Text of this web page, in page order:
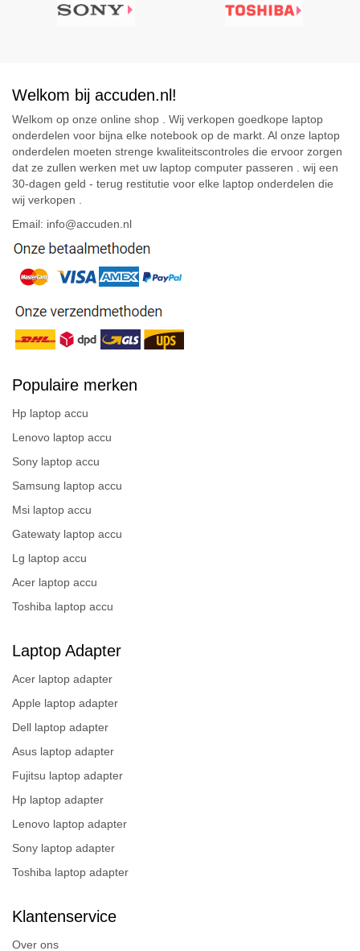
Welkom bij accuden.nl!
Welkom op onze online shop . Wij verkopen goedkope laptop
onderdelen voor bijna elke notebook op de markt. Al onze laptop
onderdelen moeten strenge kwaliteitscontroles die ervoor zorgen
dat ze zullen werken met uw laptop computer passeren . wij een
30-dagen geld - terug restitutie voor elke laptop onderdelen die
wij verkopen .
Email: info@accuden.nl
Populaire merken
Hp laptop accu
Lenovo laptop accu
Sony laptop accu
Samsung laptop accu
Msi laptop accu
Gatewaty laptop accu
Lg laptop accu
Acer laptop accu
Toshiba laptop accu
Laptop Adapter
Acer laptop adapter
Apple laptop adapter
Dell laptop adapter
Asus laptop adapter
Fujitsu laptop adapter
Hp laptop adapter
Lenovo laptop adapter
Sony laptop adapter
Toshiba laptop adapter
Klantenservice
Over ons